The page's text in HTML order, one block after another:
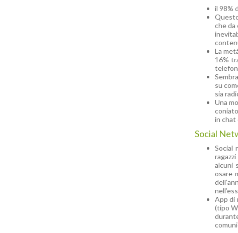
il 98%
che da
La
16%
su
sia
Una
in chat
Social
Social
alcuni
osare
App di
(tipo